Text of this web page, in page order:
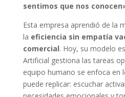
sentimos que nos
Esta empresa aprendió de la
la eficiencia sin empatía
comercial. Hoy, su modelo
Artificial gestiona las tareas
equipo humano se enfoca en
puede replicar: escuchar